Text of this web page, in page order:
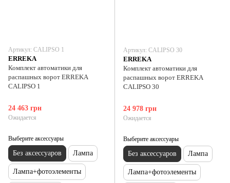
Артикул: CALIPSO 1
ERREKA
Комплект автоматики для
распашных ворот ERREKA
CALIPSO 1
24 463 грн
Ожидается
Выберите аксессуары
Без аксессуаров Лампа
Лампа+фотоэлементы
Артикул: CALIPSO 30
ERREKA
Комплект автоматики для
распашных ворот ERREKA
CALIPSO 30
24 978 грн
Ожидается
Выберите аксессуары
Без аксессуаров Лампа
Лампа+фотоэлементы